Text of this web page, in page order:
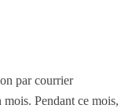
par courrier
Pendant ce mois,